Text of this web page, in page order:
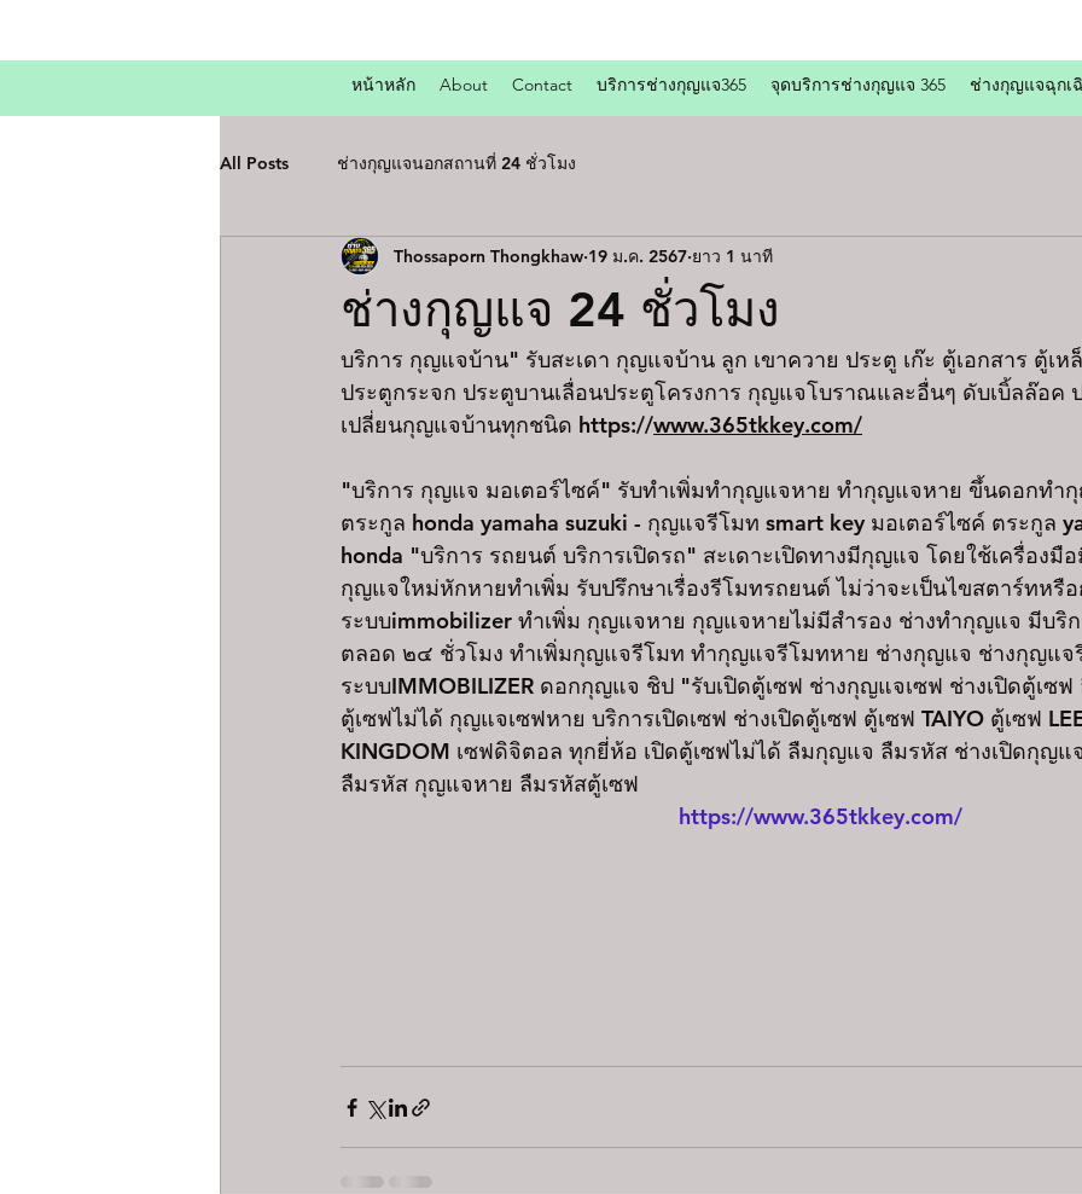
หน้าหลัก About Contact บริการช่างกุญแจ365 จุดบริการช่างกุญแจ 365 ช่างกุญแจฉุกเ
All Posts ช่างกุญแจนอกสถานที่ 24 ชั่วโมง
ช่างกุญแจ 24 ชั่วโมง
Thossaporn Thongkhaw 19 ม.ค. 2567 ยาว 1 นาที
บริการ กุญแจบ้าน" รับสะเดา กุญแจบ้าน ลูก เขาควาย ประตู เก๊ะ ตู้เอกสาร ตู้เห
ประตูกระจก ประตูบานเลื่อนประตูโครงการ กุญแจโบราณและอื่นๆ ดับเบิ้ลล๊อค
เปลี่ยนกุญแจบ้านทุกชนิด https://www.365tkkey.com/
"บริการ กุญแจ มอเตอร์ไซค์" รับทำเพิ่มทำกุญแจหาย ทำกุญแจหาย ขึ้นดอกทำ
ตระกูล honda yamaha suzuki - กุญแจรีโมท smart key มอเตอร์ไซค์ ตระกูล
honda "บริการ รถยนต์ บริการเปิดรถ" สะเดาะเปิดทางมีกุญแจ โดยใช้เครื่องมื
กุญแจใหม่หักหายทำเพิ่ม รับปรึกษาเรื่องรีโมทรถยนต์ ไม่ว่าจะเป็นไขสตาร์ทหรื
ระบบimmobilizer ทำเพิ่ม กุญแจหาย กุญแจหายไม่มีสำรอง ช่างทำกุญแจ มีบริ
ตลอด ๒๔ ชั่วโมง ทำเพิ่มกุญแจรีโมท ทำกุญแจรีโมทหาย ช่างกุญแจ ช่างกุญแจ
ระบบIMMOBILIZER ดอกกุญแจ ชิป "รับเปิดตู้เซฟ ช่างกุญแจเซฟ ช่างเปิดตู้เซฟ
ตู้เซฟไม่ได้ กุญแจเซฟหาย บริการเปิดเซฟ ช่างเปิดตู้เซฟ ตู้เซฟ TAIYO ตู้เซฟ
KINGDOM เซฟดิจิตอล ทุกยี่ห้อ เปิดตู้เซฟไม่ได้ ลืมกุญแจ ลืมรหัส ช่างเปิดกุญ
ลืมรหัส กุญแจหาย ลืมรหัสตู้เซฟ
https://www.365tkkey.com/